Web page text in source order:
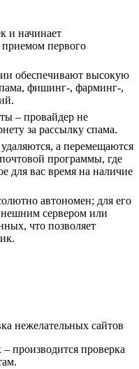
и начинает
приемом первого
обеспечивают высокую
фишинг-, фарминг-,
– провайдер не
за рассылку спама.
а перемещаются
программы, где
для вас время на наличие
автономен; для его
сервером или
что позволяет
нежелательных сайтов
производится проверка